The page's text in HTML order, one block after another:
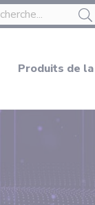
Produits de